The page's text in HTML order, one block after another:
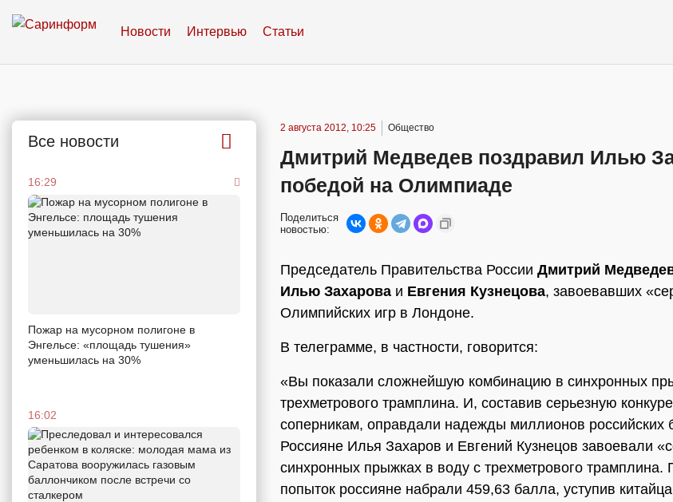
Новости Интервью Статьи
Все новости
16:29
Пожар на мусорном полигоне в
Энгельсе: «площадь тушения»
уменьшилась на 30%
16:02
2 августа 2012, 10:25 Общество
Дмитрий Медведев поздравил Илью
победой на Олимпиаде
Поделиться
новостью:
Председатель Правительства России Дмитрий
Илью Захарова и Евгения Кузнецова, завоевавших
Олимпийских игр в Лондоне.
В телеграмме, в частности, говорится:
«Вы показали сложнейшую комбинацию в синхронных
трехметрового трамплина. И, составив серьезную
соперникам, оправдали надежды миллионов российских
Россияне Илья Захаров и Евгений Кузнецов завоевали
синхронных прыжках в воду с трехметрового трамплина.
попыток россияне набрали 459,63 балла, уступив